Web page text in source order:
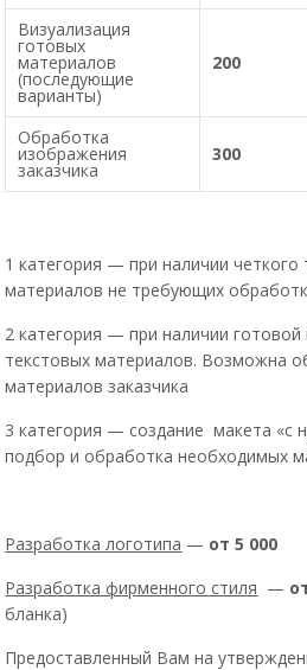
Визуализация
готовых
материалов
(последующие
варианты)
200
Обработка
изображения
заказчика
300
1 категория — при наличии четкого
материалов не требующих
2 категория — при наличии
текстовых материалов. Возможна
материалов заказчика
3 категория — создание макета «с
подбор и обработка необходимых
Разработка логотипа — от 5 000
Разработка фирменного стиля —
бланка)
Предоставленный Вам на